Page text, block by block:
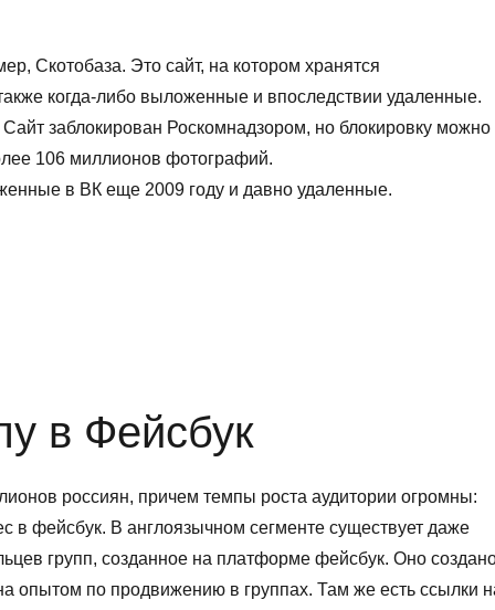
Скотобаза. Это сайт, на котором хранятся
когда-либо выложенные и впоследствии удаленные.
заблокирован Роскомнадзором, но блокировку можно
106 миллионов фотографий.
в ВК еще 2009 году и давно удаленные.
в 2017»
в Фейсбук
россиян, причем темпы роста аудитории огромны:
в фейсбук. В англоязычном сегменте существует даже
групп, созданное на платформе фейсбук. Оно
опытом по продвижению в группах. Там же есть ссылки